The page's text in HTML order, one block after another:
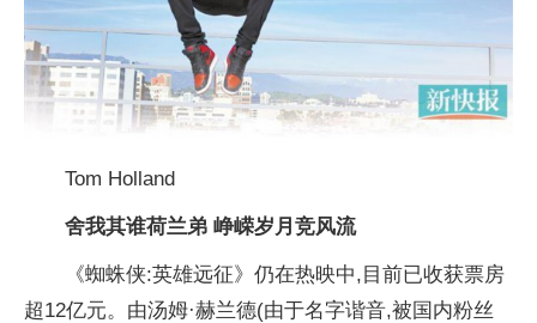
Tom Holland
舍我其谁荷兰弟 峥嵘岁月竞风流
《蜘蛛侠:英雄远征》仍在热映中,目前已收获票房
超12亿元。由汤姆·赫兰德(由于名字谐音,被国内粉丝